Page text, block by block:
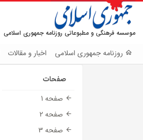
موسسه فرهنگی و مطبوعاتی روزنامه جمهوری اسلامی
روزنامه جمهوری اسلامی اخبار و مقالات
صفحات
صفحه 1
صفحه 2
صفحه 3